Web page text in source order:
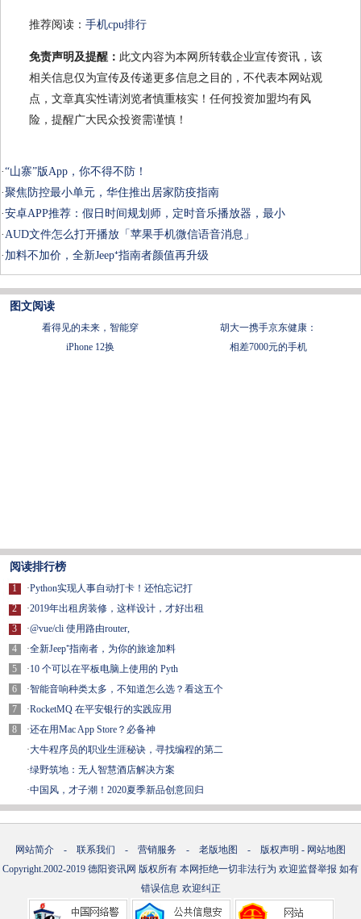
推荐阅读： 手机cpu排行
免责声明及提醒： 此文内容为本网所转载企业宣传资讯，该
相关信息仅为宣传及传递更多信息之目的，不代表本网站观
点，文章真实性请浏览者慎重核实！任何投资加盟均有风
险，提醒广大民众投资需谨慎！
·“山寨”版App，你不得不防！
·聚焦防控最小单元，华住推出居家防疫指南
·安卓APP推荐：假日时间规划师，定时音乐播放器，最小
·AUD文件怎么打开播放「苹果手机微信语音消息」
· 加料不加价，全新Jeep⁺指南者颜值再升级
图文阅读
看得见的未来，智能穿
胡大一携手京东健康：
iPhone 12换
相差7000元的手机
阅读排行榜
1
2
3
4
5
6
7
8
·Python实现人事自动打卡！还怕忘记打
·2019年出租房装修，这样设计，才好出租
·@vue/cli 使用路由router,
·全新Jeep⁺指南者，为你的旅途加料
·10 个可以在平板电脑上使用的 Pyth
·智能音响种类太多，不知道怎么选？看这五个
·RocketMQ 在平安银行的实践应用
·还在用Mac App Store？必备神
·大牛程序员的职业生涯秘诀，寻找编程的第二
·绿野筑地：无人智慧酒店解决方案
·中国风，才子潮！2020夏季新品创意回归
网站简介 - 联系我们 - 营销服务 - 老版地图 - 版权声明 - 网站地图
Copyright.2002-2019 德阳资讯网 版权所有 本网拒绝一切非法行为 欢迎监督举报 如有
错误信息 欢迎纠正